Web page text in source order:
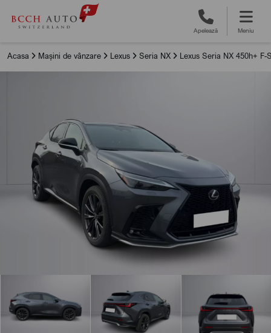
Apelează Meniu
Acasa Mașini de vânzare Lexus Seria NX Lexus Seria NX 450h+ F-